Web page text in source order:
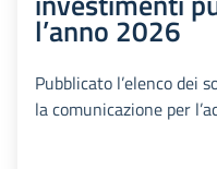
l’anno 2026
Pubblicato l’elenco dei
la comunicazione per